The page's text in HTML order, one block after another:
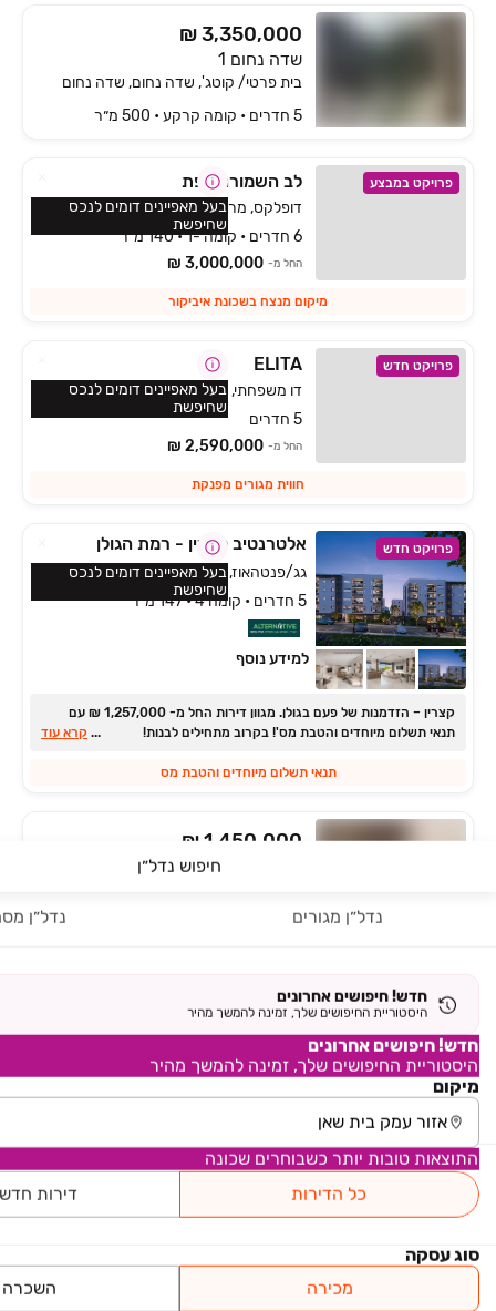
חיפוש נדל״ן
נדל״ן מגורים נדל״ן
חדש! חיפושים אחרונים
היסטוריית החיפושים שלך, זמינה להמשך מהיר
חדש! חיפושים אחרונים
היסטוריית החיפושים שלך, זמינה להמשך מהיר
מיקום
התוצאות טובות יותר כשבוחרים שכונה
כל הדירות
דירות
סוג עסקה
מכירה
השכרה
₪ 3,350,000
שדה נחום 1
בית פרטי/ קוטג', שדה נחום, שדה נחום
5 חדרים • קומה ‎קרקע‏ • 500 מ״ר
פרויקט במבצע לב השמורה צפת
דופלקס, מרום כנען איביקור, צפת
6 חדרים • קומה -1 • 140 מ״ר
החל מ- 3,000,000 ₪
מיקום מנצח בשכונת איביקור
בעל מאפיינים דומים לנכס
שחיפשת
פרויקט חדש ELITA
דו משפחתי, הפרחים, כפר ורדים
5 חדרים
החל מ- 2,590,000 ₪
חווית מגורים מפנקת
בעל מאפיינים דומים לנכס
שחיפשת
פרויקט חדש אלטרנטיב קצרין - רמת הגולן
גג/פנטהאוז, גמלא, קצרין
5 חדרים • קומה 4 • 147 מ״ר
למידע נוסף
קצרין ‏– הזדמנות של פעם בגולן. ‏מגוון דירות החל מ- ‏1,257,000 ‏₪ עם
תנאי תשלום מיוחדים והטבת מס'! בקרוב מתחילים לבנות!
... קרא עוד
תנאי תשלום מיוחדים והטבת מס
בעל מאפיינים דומים לנכס
שחיפשת
₪ 1,450,000
5.5 חדרים • קומה ‎קרקע‏ • 195 מ״ר
₪ 3,000,000
שדה נחום 1
4 חדרים • קומה ‎קרקע‏ • 500 מ״ר
₪ 3,200,000
תאנה 7
בית פרטי/ קוטג', נוף הגלעד, בית שאן